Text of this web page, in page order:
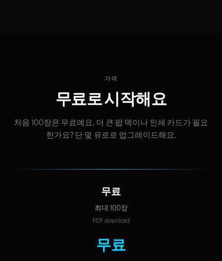
가격
무료로 시작해요
처음 100장은 무료예요. 더 큰 팝 덱이나 인쇄 카드가 필요
한가요? 단 몇 유로로 업그레이드해요.
무료
최대 100장
PDF download
무료